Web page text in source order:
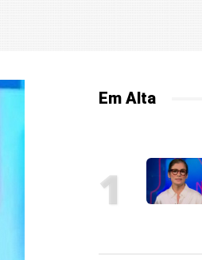
Em Alta